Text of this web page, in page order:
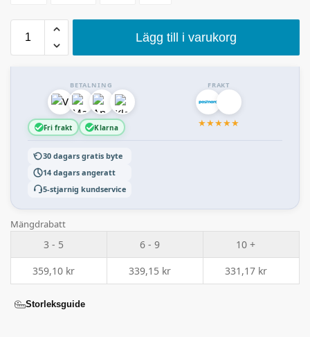
Lägg till i varukorg
BETALNING
Fri frakt Klarna
FRAKT
★★★★★
30 dagars gratis byte
14 dagars angeratt
5-stjarnig kundservice
Mängdrabatt
3 - 5 6 - 9
10 +
359,10 kr 339,15 kr 331,17 kr
Storleksguide